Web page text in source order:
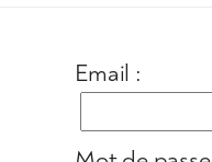
Email :